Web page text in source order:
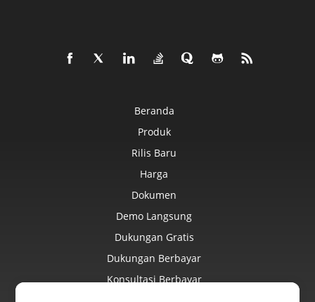
Beranda
Produk
Rilis Baru
Harga
Dokumen
Demo Langsung
Dukungan Gratis
Dukungan Berbayar
Konsultasi Berbayar